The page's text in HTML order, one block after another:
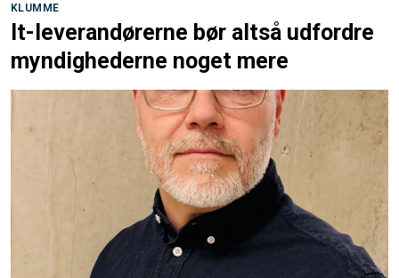
KLUMME
It-leverandørerne bør altså udfordre
myndighederne noget mere